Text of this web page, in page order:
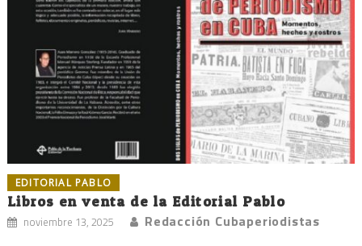
EDITORIAL PABLO
Libros en venta de la Editorial Pablo
noviembre 13, 2025 Redacción Cubaperiodistas